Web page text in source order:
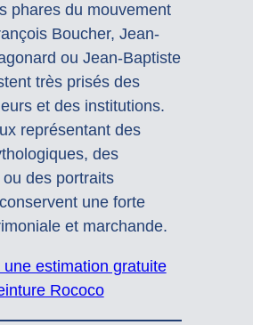
phares du mouvement
Boucher, Jean-
ou Jean-Baptiste
très prisés des
et des institutions.
représentant des
des
des portraits
une forte
et marchande.
une estimation gratuite
Rococo